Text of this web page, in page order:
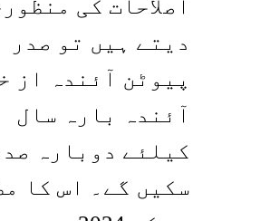
اصلاحات کی
دیتے ہیں تو صدر
پیوٹن آئندہ از
آئندہ بارہ سال
کیلئے دوبارہ
سکیں گے۔ اس کا